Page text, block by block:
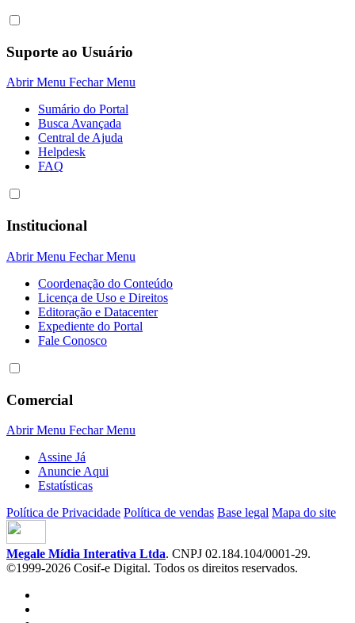
Suporte ao Usuário
Abrir Menu Fechar Menu
Sumário do Portal
Busca Avançada
Central de Ajuda
Helpdesk
FAQ
Institucional
Abrir Menu Fechar Menu
Coordenação do Conteúdo
Licença de Uso e Direitos
Editoração e Datacenter
Expediente do Portal
Fale Conosco
Comercial
Abrir Menu Fechar Menu
Assine Já
Anuncie Aqui
Estatísticas
Política de Privacidade Política de vendas Base legal Mapa do site
Megale Mídia Interativa Ltda. CNPJ 02.184.104/0001-29.
©1999-2026 Cosif-e Digital. Todos os direitos reservados.